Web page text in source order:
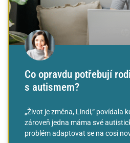
Co opravdu potřebují
s autismem?
„Život je změna, Lindi,“ povídala
zároveň jedna máma své
problém adaptovat se na cosi